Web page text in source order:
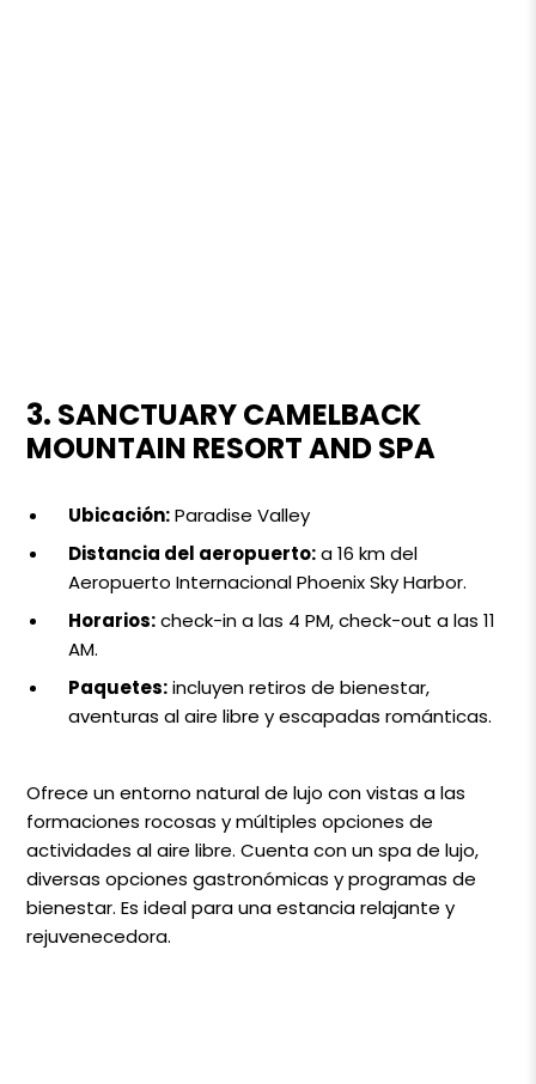
3. SANCTUARY CAMELBACK
MOUNTAIN RESORT AND SPA
Ubicación:Paradise Valley
Distancia del aeropuerto:a 16 km del
Aeropuerto Internacional Phoenix Sky Harbor.
Horarios:check-in a las 4 PM, check-out a las 11
AM.
Paquetes:incluyen retiros de bienestar,
aventuras al aire libre y escapadas románticas.
Ofrece un entorno natural de lujo con vistas a las
formaciones rocosas y múltiples opciones de
actividades al aire libre. Cuenta con un spa de lujo,
diversas opciones gastronómicas y programas de
bienestar. Es ideal para una estancia relajante y
rejuvenecedora.